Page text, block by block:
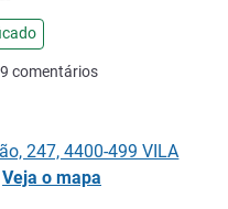
ALL)
comentários
247, 4400-499 VILA
Veja o mapa